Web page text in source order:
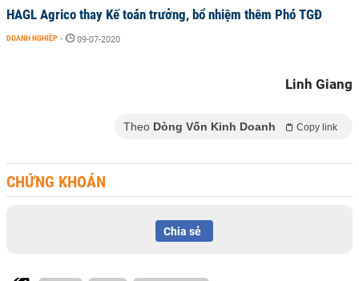
HAGL Agrico thay Kế toán trưởng, bổ nhiệm thêm Phó TGĐ
DOANH NGHIỆP - 09-07-2020
Linh Giang
Theo Dòng Vốn Kinh Doanh Copy link
CHỨNG KHOÁN
Chia sẻ